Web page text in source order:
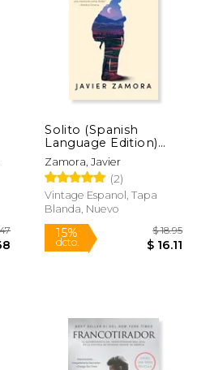
Solito (Spanish
Language Edition)
(Spanish Edition)
[Soft Cover ]
Zamora, Javier
(2)
Vintage Espanol, Tapa
Blanda, Nuevo